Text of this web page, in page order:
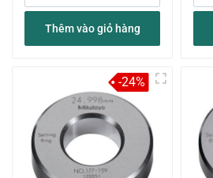
Thêm vào giỏ hàng
-24%